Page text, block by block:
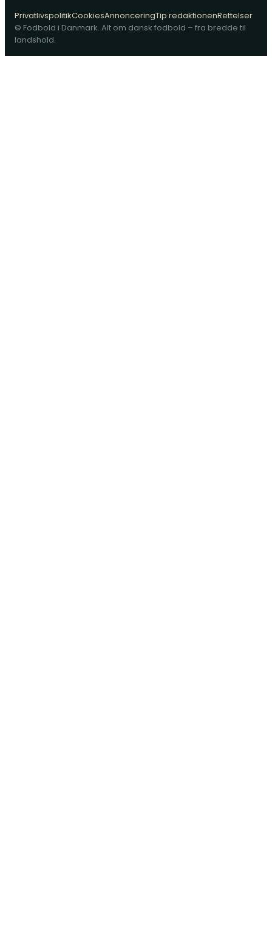
PrivatlivspolitikCookiesAnnonceringTip redaktionenRettelser
© Fodbold i Danmark. Alt om dansk fodbold – fra bredde til
landshold.